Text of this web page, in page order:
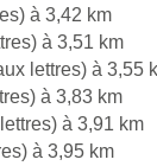
à 3,42 km
à 3,51 km
lettres) à 3,55
à 3,83 km
à 3,91 km
à 3,95 km